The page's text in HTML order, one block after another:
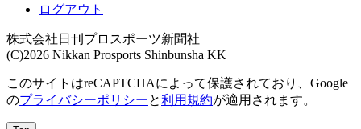
ログアウト
株式会社日刊プロスポーツ新聞社
(C)2026 Nikkan Prosports Shinbunsha KK
このサイトはreCAPTCHAによって保護されており、Google
のプライバシーポリシーと利用規約が適用されます。